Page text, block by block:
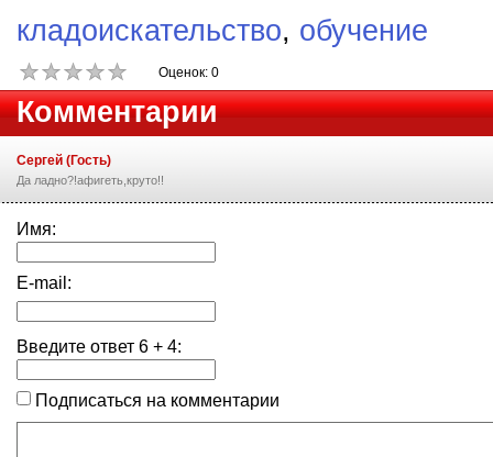
кладоискательство, обучение
Оценок: 0
Комментарии
Сергей (Гость)
Да ладно?!афигеть,круто!!
Имя:
E-mail:
Введите ответ 6 + 4:
Подписаться на комментарии